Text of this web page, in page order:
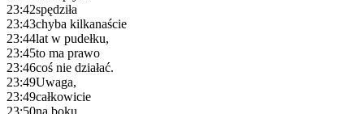
23:42spędziła
23:43chyba kilkanaście
23:44lat w pudełku,
23:45to ma prawo
23:46coś nie działać.
23:49Uwaga,
23:49całkowicie